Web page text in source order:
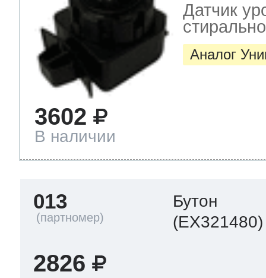
Датчик
Аналог
3602
В наличии
013
Бутон
(EX321480)
2826